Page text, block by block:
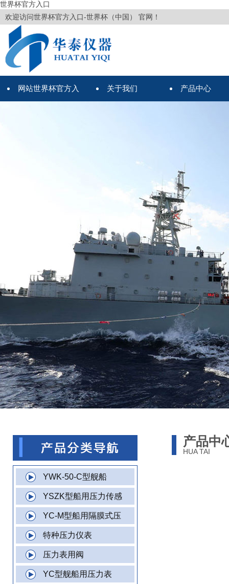
世界杯官方入口
欢迎访问世界杯官方入口-世界杯（中国） 官网！
网站世界杯官方入 关于我们 产品中心
YWK-50-C型舰船
YSZK型船用压力传感
YC-M型船用隔膜式压
特种压力仪表
压力表用阀
YC型舰船用压力表
产品中
HUA TAI